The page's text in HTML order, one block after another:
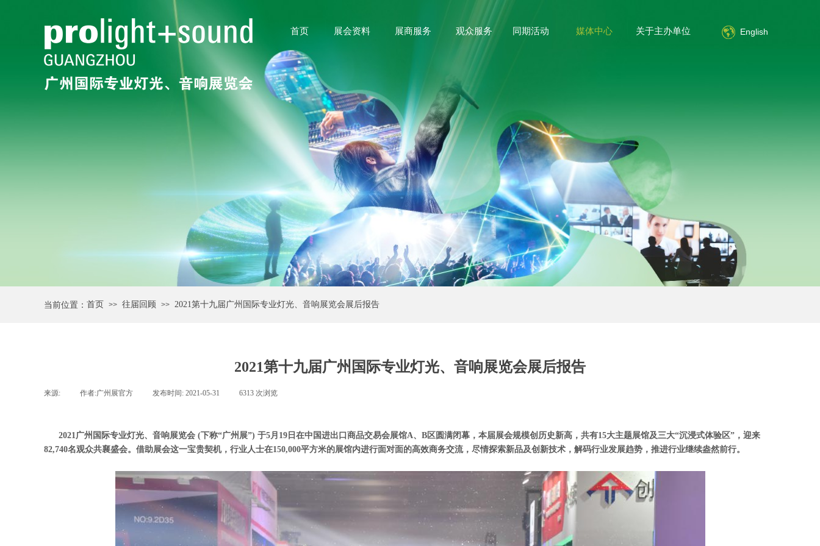
观众服务
首页 同期活动 关于主办单位
展会资料 媒体中心
展商服务 English
简体中文 English
首页 >> 往届回顾 >> 2021第十九届广州国际专业灯光、音响展览会展后报告
当前位置：
2021第十九届广州国际专业灯光、音响展览会展后报告
来源: 作者:广州展官方 发布时间: 2021-05-31 6313 次浏览
2021广州国际专业灯光、音响展览会 (下称“广州展”) 于5月19日在中国进出口商品交易会展馆A、B区圆满闭幕，本届展会规模创历史新高，共有15大主题展馆及三大“沉浸式体验区”，迎来
82,740名观众共襄盛会。借助展会这一宝贵契机，行业人士在150,000平方米的展馆内进行面对面的高效商务交流，尽情探索新品及创新技术，解码行业发展趋势，推进行业继续盎然前行。